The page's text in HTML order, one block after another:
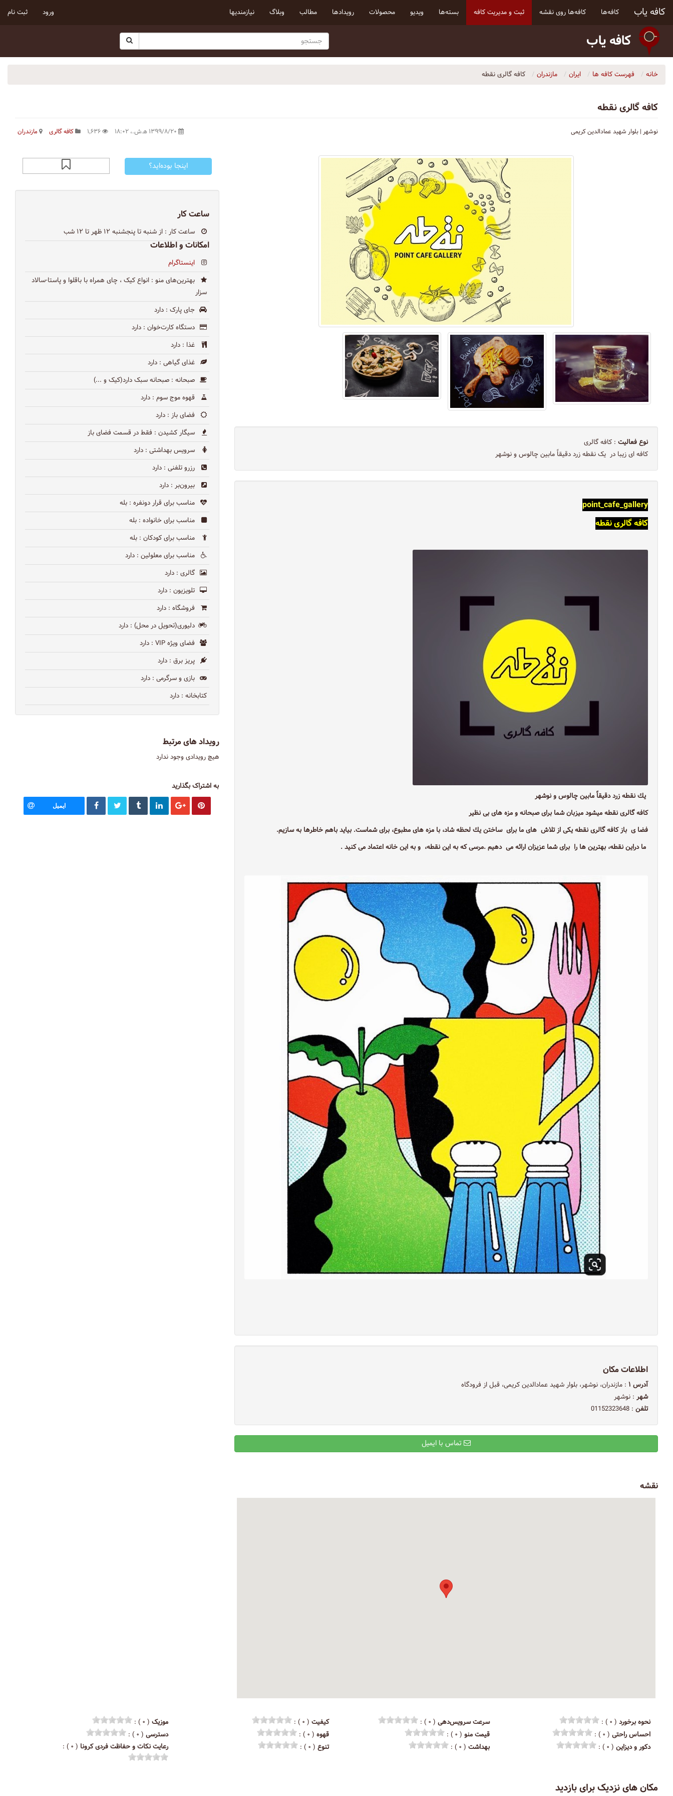
کافه یاب کافه‌ها کافه‌ها روی نقشه ثبت و مدیریت کافه بسته‌ها ویدیو محصولات رویداد‌ها مطالب وبلاگ نیازمندیها ورود ثبت نام
کافه یاب
خانه فهرست کافه ها ایران مازندران كافه گالرى نقطه
كافه گالرى نقطه
کافه گالری مازندران نوشهر | بلوار شهید عمادالدین کریمی
نوع فعالیت : کافه گالری
کافه ای زیبا در يک نقطه زرد دقيقاً مابين چالوس و نوشهر
point_cafe_gallery
کافه گالرى نقطه
يك نقطه زرد دقيقاً مابين چالوس و نوشهر
كافه گالرى نقطه ميشود ميزبان شما براى صبحانه و مزه های بی نظیر
فضا ی باز كافه گالرى نقطه یکی از تلاش های ما برای ساختن يك لحظه شاد، با مزه هاى مطبوع، براى شماست. بيايد باهم خاطرها به سازيم.
ما دراين نقطه، بهترين ها را برای شما عزیزان ارائه می دهيم .مرسى كه به اين نقطه، و به اين خانه اعتماد می کنید .
اطلاعات مکان
آدرس ۱
: مازندران، نوشهر، بلوار شهید عمادالدین کریمی، قبل از فرودگاه
شهر : نوشهر
تلفن : 01152323648
نقشه
اینجا بوده‌اید؟
ساعت کار
ساعت کار : از شنبه تا پنجشنبه ۱۲ ظهر تا ۱۲ شب
امکانات و اطلاعات
اینستاگرام
بهترین‌های منو : انواع کیک ، چای همراه با باقلوا و پاستا-سالاد
سزار
جای پارک : دارد
دستگاه کارت‌خوان : دارد
غذا : دارد
غذای گیاهی : دارد
صبحانه : صبحانه سبک دارد(کیک و ...)
قهوه موج سوم : دارد
فضای باز : دارد
سیگار کشیدن : فقط در قسمت فضای باز
سرویس بهداشتی : دارد
رزرو تلفنی : دارد
بیرون‌بر : دارد
مناسب برای قرار دونفره : بله
مناسب برای خانواده : بله
مناسب برای کودکان : بله
مناسب برای معلولین : دارد
گالری : دارد
تلویزیون : دارد
فروشگاه : دارد
دلیوری(تحویل در محل) : دارد
فضای ویژه VIP
: دارد
پریز برق : دارد
بازی و سرگرمی : دارد
کتابخانه : دارد
رویداد های مرتبط
هیچ رویدادی وجود ندارد
به اشتراک بگذارید
ایمیل
نحوه برخورد ( ۰ ) : سرعت سرویس‌دهی ( ۰ ) : کیفیت ( ۰ ) : موزیک ( ۰ ) :
احساس راحتی ( ۰ ) : قیمت منو ( ۰ ) : قهوه ( ۰ ) : دسترسی ( ۰ ) :
دکور و دیزاین ( ۰ ) : بهداشت ( ۰ ) : تنوع ( ۰ ) : رعایت نکات و حفاظت فردی کرونا ( ۰ ) :
مکان های نزدیک برای بازدید